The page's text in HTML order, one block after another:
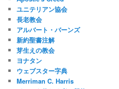
ユニテリアン協会
長老教会
アルバート・バーンズ
新約聖書注解
芽生えの教会
ヨナタン
ウェブスター字典
Merriman C. Harris